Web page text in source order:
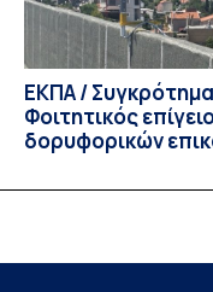
ΕΚΠΑ /
Φοιτητικός
δορυφορικών